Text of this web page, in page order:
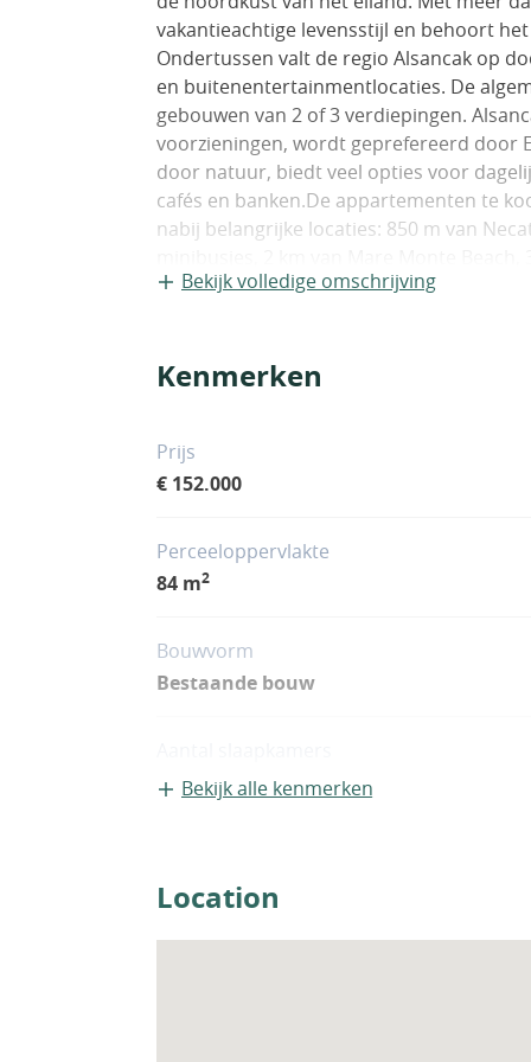
vakantieachtige levensstijl en behoort
Ondertussen valt de regio Alsancak op
en buitenentertainmentlocaties. De
gebouwen van 2 of 3 verdiepingen.
voorzieningen, wordt geprefereerd door
door natuur, biedt veel opties voor
cafés en banken.De appartementen te
nabij belangrijke locaties: 850 m van
Natuurpark en Escape Beach, 8 km van
Airport.Het complex bestaat uit drie
appartement heeft een indeling met 2
hoogwaardige keramische tegels, met
onder andere een intercomsysteem bij
satellietinfrastructuur en
Bekijk volledige omschrijving
Kenmerken
Prijs
€ 152.000
Perceeloppervlakte
84 m2
Bouwvorm
Bestaande bouw
2
Airco
Zwembad
Bekijk alle kenmerken
Location